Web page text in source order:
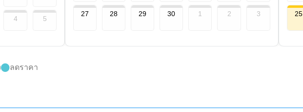
4 5
27 28 29 30 1 2 3 25
ลดราคา